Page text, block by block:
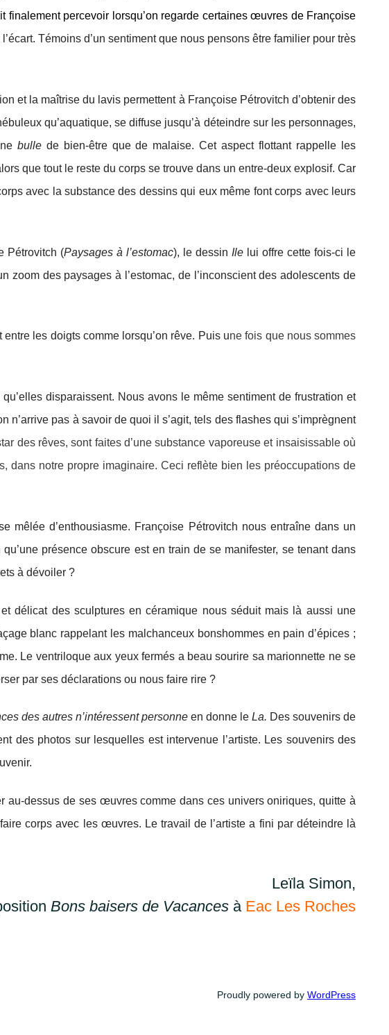
finalement percevoir lorsqu’on regarde certaines œuvres de Françoise
Témoins d’un sentiment que nous pensons être familier pour très
et la maîtrise du lavis permettent à Françoise Pétrovitch d’obtenir des
qu’aquatique, se diffuse jusqu’à déteindre sur les personnages,
bullede bien-être que de malaise. Cet aspect flottant rappelle les
que tout le reste du corps se trouve dans un entre-deux explosif. Car
avec la substance des dessins qui eux même font corps avec leurs
Pétrovitch (Paysages à l’estomac), le dessin Ile lui offre cette fois-ci le
des paysages à l’estomac, de l’inconscient des adolescents de
les doigts comme lorsqu’on rêve. Puis une fois que nous sommes
disparaissent. Nous avons le même sentiment de frustration et
pas à savoir de quoi il s’agit, tels des flashes qui s’imprègnent
des rêves, sont faites d’une substance vaporeuse et insaisissable où
dans notre propre imaginaire. Ceci reflète bien les préoccupations de
mêlée d’enthousiasme. Françoise Pétrovitch nous entraîne dans un
présence obscure est en train de se manifester, se tenant dans
à dévoiler ?
délicat des sculptures en céramique nous séduit mais là aussi une
blanc rappelant les malchanceux bonshommes en pain d’épices ;
Le ventriloque aux yeux fermés a beau sourire sa marionnette ne se
par ses déclarations ou nous faire rire ?
des autres n’intéressent personneen donne leLa. Des souvenirs de
des photos sur lesquelles est intervenue l’artiste. Les souvenirs des
au-dessus de ses œuvres comme dans ces univers oniriques, quitte à
corps avec les œuvres. Le travail de l’artiste a fini par déteindre là
Leïla Simon,
Bons baisers de Vacances à Eac Les Roches
Proudly powered by WordPress